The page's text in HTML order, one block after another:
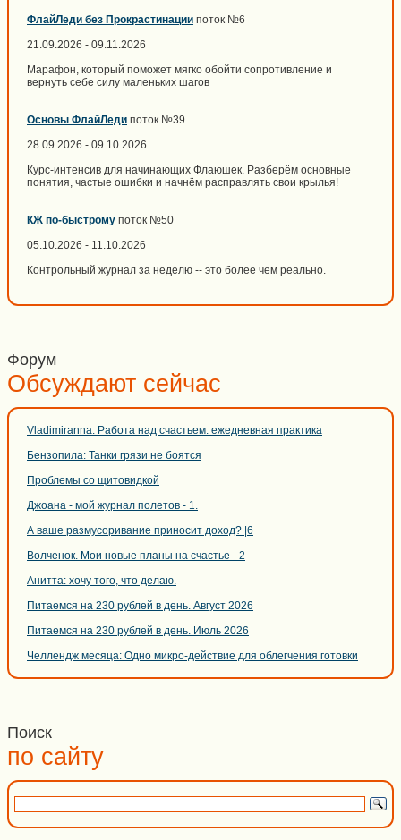
ФлайЛеди без Прокрастинации поток №6
21.09.2026 - 09.11.2026
Марафон, который поможет мягко обойти сопротивление и
вернуть себе силу маленьких шагов
Основы ФлайЛеди поток №39
28.09.2026 - 09.10.2026
Курс-интенсив для начинающих Флаюшек. Разберём основные
понятия, частые ошибки и начнём расправлять свои крылья!
КЖ по-быстрому поток №50
05.10.2026 - 11.10.2026
Контрольный журнал за неделю -- это более чем реально.
Форум
Обсуждают сейчас
Vladimiranna. Работа над счастьем: ежедневная практика
Бензопила: Танки грязи не боятся
Проблемы со щитовидкой
Джоана - мой журнал полетов - 1.
А ваше размусоривание приносит доход? |6
Волченок. Мои новые планы на счастье - 2
Анитта: хочу того, что делаю.
Питаемся на 230 рублей в день. Август 2026
Питаемся на 230 рублей в день. Июль 2026
Челлендж месяца: Одно микро-действие для облегчения готовки
Поиск
по сайту